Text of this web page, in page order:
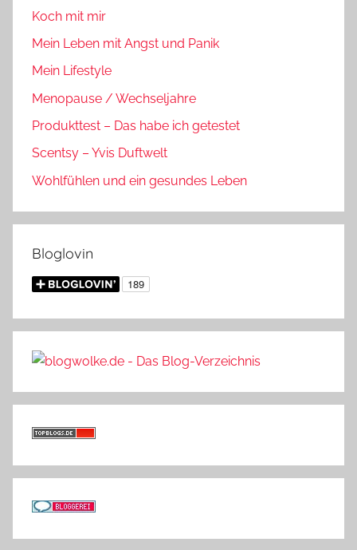
Koch mit mir
Mein Leben mit Angst und Panik
Mein Lifestyle
Menopause / Wechseljahre
Produkttest – Das habe ich getestet
Scentsy – Yvis Duftwelt
Wohlfühlen und ein gesundes Leben
Bloglovin